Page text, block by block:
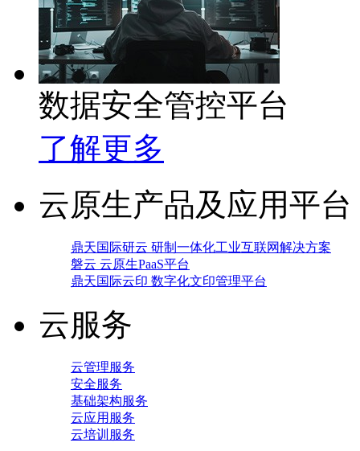
数据安全管控平台
了解更多
云原生产品及应用平台
鼎天国际研云 研制一体化工业互联网解决方案
磐云 云原生PaaS平台
鼎天国际云印 数字化文印管理平台
云服务
云管理服务
安全服务
基础架构服务
云应用服务
云培训服务